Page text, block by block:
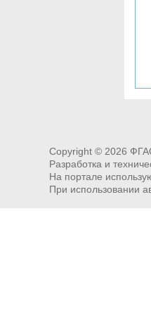
Copyright © 2026
Разработка и
На портале
При использовании